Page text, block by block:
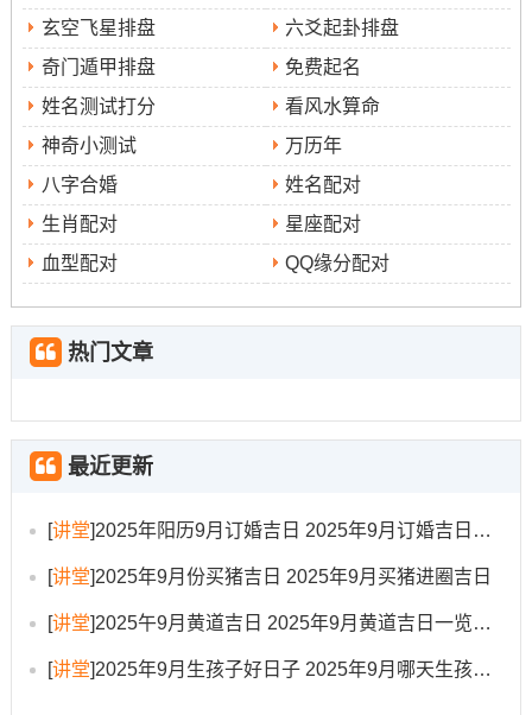
期三）
廿
六
黄
道
无明确禁忌
（15:00-16:59）
9月20
日（星
期六）
七
月
廿
九
冲
狗
煞
宜:移徙、入宅、安
床、嫁娶 忌:掘井、
卯时（5:00-
7:00）， 申时
00）
9月21
日（星
期日）
七
月
三
猪
煞
堂
黄
宜：搬家、入宅、
祭祀、开光 忌:动
土、破土
午时（11：00-
13:00）
9月27
期六）
八
初
六
冲
煞
西
黄
醮、行丧
位再东南方；在这代表着再搬家过程中要尽量减少再房屋
的东南方位敲打墙壁或移动重型家具，以免惊扰太岁~带来
不必要的麻烦。
玄空飞星排盘
六爻起卦排盘
奇门遁甲排盘
免费起名
姓名测试打分
看风水算命
神奇小测试
万历年
八字合婚
姓名配对
生肖配对
星座配对
血型配对
QQ缘分配对
热门文章
最近更新
[讲堂]2025年阳历9月订婚吉日 2025年9月订婚吉日有哪几天
[讲堂]2025年9月份买猪吉日 2025年9月买猪进圈吉日
[讲堂]2025午9月黄道吉日 2025年9月黄道吉日一览表大全
[讲堂]2025年9月生孩子好日子 2025年9月哪天生孩子比较好